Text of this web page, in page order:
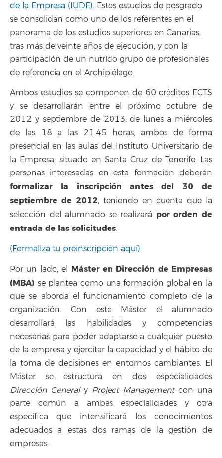
de la Empresa (IUDE). Estos estudios de posgrado
se consolidan como uno de los referentes en el
panorama de los estudios superiores en Canarias,
tras más de veinte años de ejecución, y con la
participación de un nutrido grupo de profesionales
de referencia en el Archipiélago.
Ambos estudios se componen de 60 créditos ECTS
y se desarrollarán entre el próximo octubre de
2012 y septiembre de 2013, de lunes a miércoles
de las 18 a las 21.45 horas, ambos de forma
presencial en las aulas del Instituto Universitario de
la Empresa, situado en Santa Cruz de Tenerife. Las
personas interesadas en esta formación deberán
formalizar la inscripción antes del 30 de
septiembre de 2012, teniendo en cuenta que la
selección del alumnado se realizará por orden de
entrada de las solicitudes.
(Formaliza tu preinscripción aquí)
Por un lado, el Máster en Dirección de Empresas
(MBA) se plantea como una formación global en la
que se aborda el funcionamiento completo de la
organización. Con este Máster el alumnado
desarrollará las habilidades y competencias
necesarias para poder adaptarse a cualquier puesto
de la empresa y ejercitar la capacidad y el hábito de
la toma de decisiones en entornos cambiantes. El
Máster se estructura en dos especialidades
Dirección Generaly Project Management con una
parte común a ambas especialidades y otra
específica que intensificará los conocimientos
adecuados a estas dos ramas de la gestión de
empresas.